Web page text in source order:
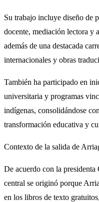
Su trabajo incluye diseño de
docente, mediación lectora y
además de una destacada
internacionales y obras
También ha participado en
universitaria y programas
indígenas, consolidándose
transformación educativa y
Contexto de la salida de
De acuerdo con la
central se originó porque
en los libros de texto